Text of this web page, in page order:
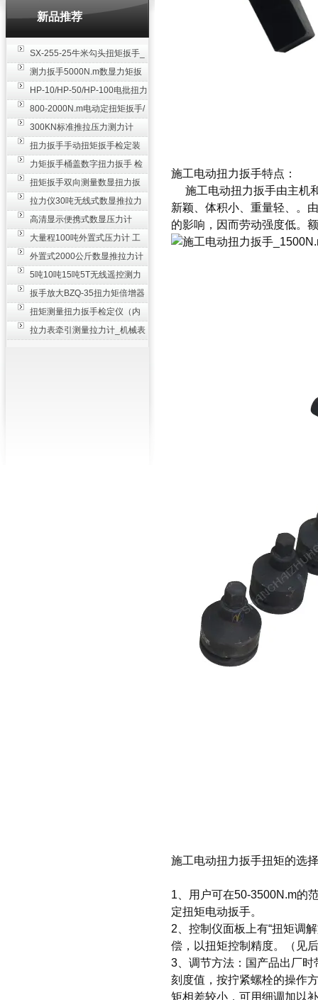
新品推荐
SX-255-25牛米勾头扭矩扳手_
螺栓紧固扭力扳手
测力扳手5000N.m数显力矩扳
手 非标扭力扳手工业级
HP-10/HP-50/HP-100电批扭力
测试仪,测量仪
800-2000N.m电动定扭矩扳手/
扭矩电动扳手
300KN标准推拉压力测力计
_0.3级数显压力仪
扭力扳手手动扭矩扳手检定装
置 50-100N扳手测量仪器
力矩扳手桶盖数字扭力扳手 检
测瓶盖拧紧扭矩工具
扭矩扳手双向测量数显扭力扳
手 2000N,m力矩扳手价格
拉力仪30吨无线式数显推拉力
计 数字显示测力计80T
高清显示便携式数显压力计
300N500n_手持电子测力计
大量程100吨外置式压力计 工
业用数显测力计价格
外置式2000公斤数显推拉力计
_数字拉力压力测试仪
5吨10吨15吨5T无线遥控测力
计_带遥控电子拉力计数显式
扳手放大BZQ-35扭力矩倍增器
_3500牛米扭力倍力器仪
扭矩测量扭力扳手检定仪（内
置打印） 扭矩检验仪器
拉力表牵引测量拉力计_机械表
施工电动扭力扳手特点：
施工电动扭力扳手由主机
新颖、体积小、重量轻、。
的影响，因而劳动强度低。
施工电动扭力扳手扭矩的选
1、用户可在50-3500N.m的
定扭矩电动扳手。
2、控制仪面板上有“扭矩调
偿，以扭矩控制精度。（见
3、调节方法：国产品出厂
刻度值，按拧紧螺栓的操作
矩相差较小，可用细调加以